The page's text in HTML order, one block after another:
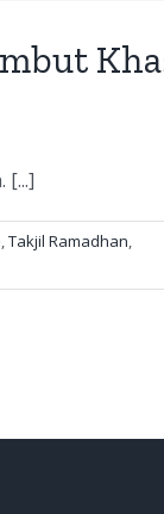
[...]
,Takjil Ramadhan,